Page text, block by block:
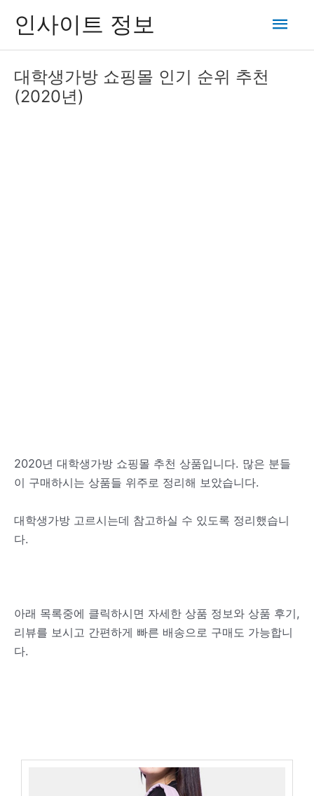
츠
인사이트 정보
메
인
대학생가방 쇼핑몰 인기 순위 추천
(2020년)
2020년 대학생가방 쇼핑몰 추천 상품입니다. 많은 분들
이 구매하시는 상품들 위주로 정리해 보았습니다.
대학생가방 고르시는데 참고하실 수 있도록 정리했습니
다.
아래 목록중에 클릭하시면 자세한 상품 정보와 상품 후기,
리뷰를 보시고 간편하게 빠른 배송으로 구매도 가능합니
다.